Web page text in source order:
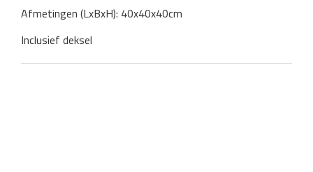
Afmetingen (LxBxH): 40x40x40cm
Inclusief deksel